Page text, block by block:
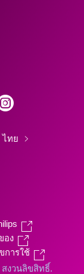
ไทย
อง
การใช้
สงวนลิขสิทธิ์.